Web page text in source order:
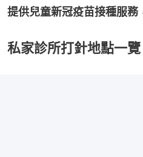
提供兒童新冠疫苗接種服務
私家診所打針地點一覽